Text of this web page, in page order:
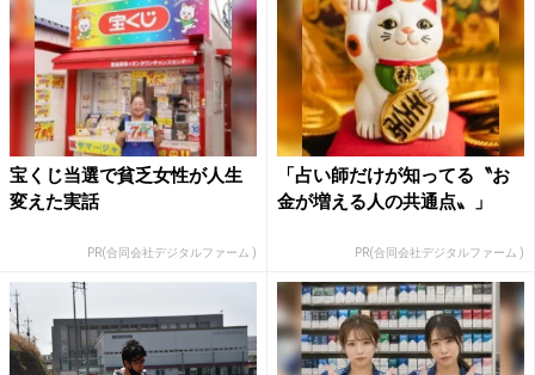
宝くじ当選で貧乏女性が人生
変えた実話
PR(合同会社デジタルファーム )
「占い師だけが知ってる〝お
金が増える人の共通点〟」
PR(合同会社デジタルファーム )